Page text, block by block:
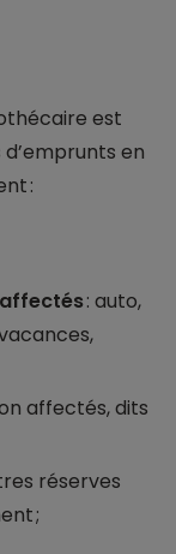
est
en
:
: auto,
affectés, dits
réserves
;